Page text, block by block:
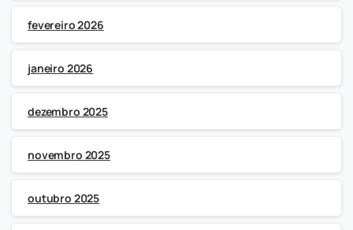
fevereiro 2026
janeiro 2026
dezembro 2025
novembro 2025
outubro 2025